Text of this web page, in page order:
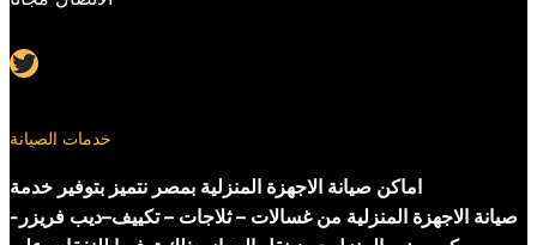
Twitter
خدمات الصيانة
اماكن صيانة الاجهزة المنزلية بمصر نتميز بتوفير خدمة
صيانة الاجهزة المنزلية من غسالات – ثلاجات – تكييف–ديب فريزر-